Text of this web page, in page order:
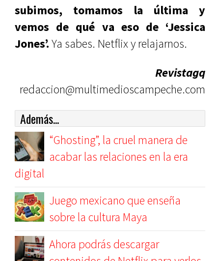
subimos, tomamos la última y
vemos de qué va eso de ‘Jessica
Jones’.Ya sabes. Netflix y relajarnos.
Revistagq
redaccion@multimedioscampeche.com
Además...
“Ghosting”, la cruel manera de
acabar las relaciones en la era
digital
Juego mexicano que enseña
sobre la cultura Maya
Ahora podrás descargar